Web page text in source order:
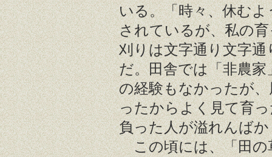
いる。「時々、休む
されているが、私の
刈りは文字通り文字
だ。田舎では「非農
の経験もなかったが
ったからよく見て育
負った人が溢れんば
この頃には、「田の